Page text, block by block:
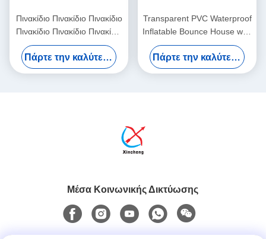
Πινακίδιο Πινακίδιο Πινακίδιο
Πινακίδιο Πινακίδιο Πινακίδιο
Πινακίδιο Πινακίδιο
Πάρτε την καλύτερη τιμή
Transparent PVC Waterproof
Inflatable Bounce House with
3-Year Warranty and CE
Blower Included Πάρτε την καλύτερη τιμή
Μέσα Κοινωνικής Δικτύωσης